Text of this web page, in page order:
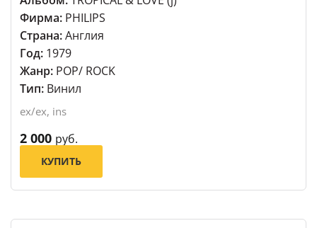
Фирма: PHILIPS
Страна:Англия
Год: 1979
Жанр: POP/ ROCK
Тип: Винил
ex/ex, ins
2 000 руб.
КУПИТЬ